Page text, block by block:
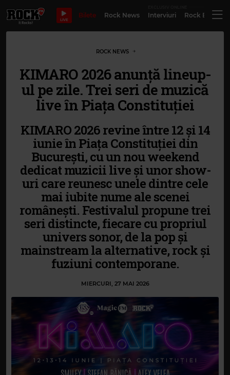
LIVE
Bilete Rock News Interviuri Rock
ROCK NEWS
KIMARO 2026 anunță lineup-
ul pe zile. Trei seri de muzică
live în Piața Constituției
KIMARO 2026 revine între 12 și 14
iunie în Piața Constituției din
București, cu un nou weekend
dedicat muzicii live și unor show-
uri care reunesc unele dintre cele
mai iubite nume ale scenei
românești. Festivalul propune trei
seri distincte, fiecare cu propriul
univers sonor, de la pop și
mainstream la alternative, rock și
fuziuni contemporane.
MIERCURI, 27 MAI 2026